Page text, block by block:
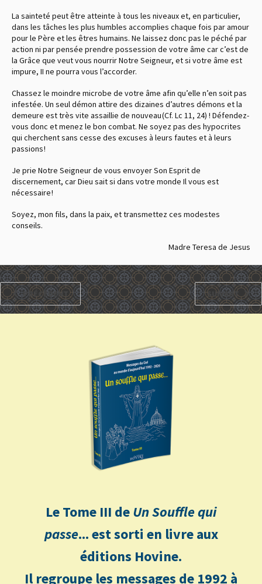
La sainteté peut être atteinte à tous les niveaux et, en particulier,
dans les tâches les plus humbles accomplies chaque fois par amour
pour le Père et les êtres humains. Ne laissez donc pas le péché par
action ni par pensée prendre possession de votre âme car c’est de
la Grâce que veut vous nourrir Notre Seigneur, et si votre âme est
impure, II ne pourra vous l’accorder.
Chassez le moindre microbe de votre âme afin qu’elle n’en soit pas
infestée. Un seul démon attire des dizaines d’autres démons et la
demeure est très vite assaillie de nouveau (Cf. Lc 11, 24) ! Défendez-
vous donc et menez le bon combat. Ne soyez pas des hypocrites
qui cherchent sans cesse des excuses à leurs fautes et à leurs
passions !
Je prie Notre Seigneur de vous envoyer Son Esprit de
discernement, car Dieu sait si dans votre monde Il vous est
nécessaire !
Soyez, mon fils, dans la paix, et transmettez ces modestes
conseils.
Madre Teresa de Jesus
PRÉCÉDENT SUIVANT
Le Tome III deUn Souffle qui
passe... est sorti en livre aux
éditions Hovine.
Il regroupe les messages de 1992 à